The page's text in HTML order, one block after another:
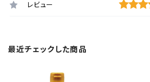
レビュー
最近チェックした商品